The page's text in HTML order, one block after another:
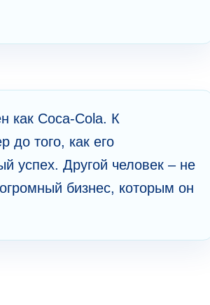
как Coca-Cola. К
до того, как его
успех. Другой человек – не
бизнес, которым он